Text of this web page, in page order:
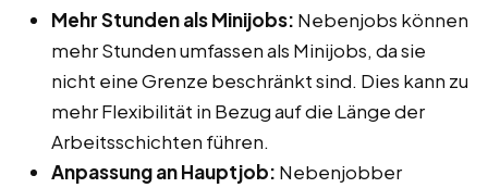
Mehr Stunden als Minijobs: Nebenjobs können
mehr Stunden umfassen als Minijobs, da sie
nicht eine Grenze beschränkt sind. Dies kann zu
mehr Flexibilität in Bezug auf die Länge der
Arbeitsschichten führen.
Anpassung an Hauptjob: Nebenjobber